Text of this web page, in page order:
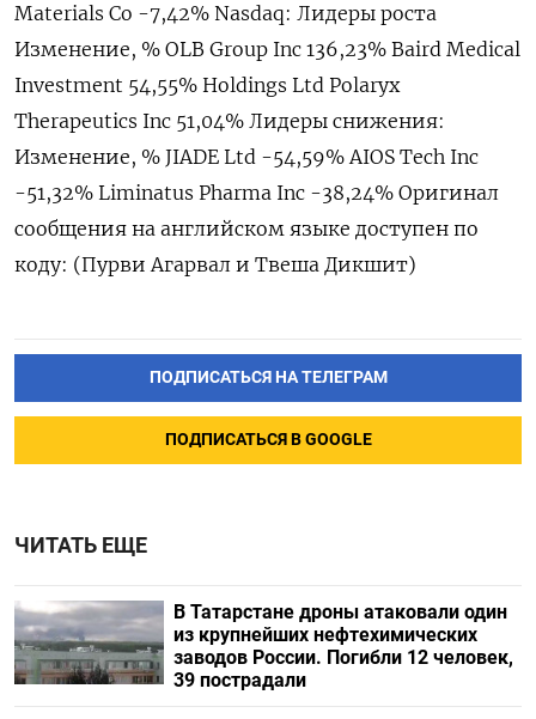
Materials Co -7,42% Nasdaq: Лидеры роста
Изменение, % OLB ​Group Inc 136,23% Baird ⁠Medical
Investment 54,55% Holdings Ltd Polaryx
Therapeutics Inc 51,04% Лидеры снижения:
Изменение, % JIADE Ltd -‌54,59% AIOS Tech Inc
-51,32% Liminatus ‌Pharma Inc -38,24% Оригинал
сообщения на английском ​языке доступен по
коду: (Пурви ‌Агарвал и Твеша Дикшит)
ПОДПИСАТЬСЯ НА ТЕЛЕГРАМ
ПОДПИСАТЬСЯ В GOOGLE
ЧИТАТЬ ЕЩЕ
В Татарстане дроны атаковали один
из крупнейших нефтехимических
заводов России. Погибли 12 человек,
39 пострадали